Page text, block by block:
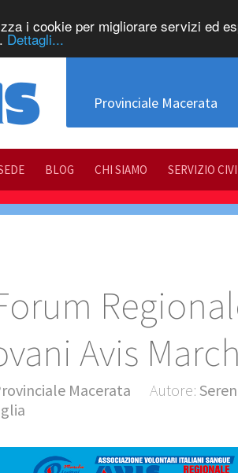
i cookie per migliorare servizi ed
Dettagli...
Provinciale Macerata
BLOG CHI SIAMO SERVIZIO
Avis
Macerata Autore: